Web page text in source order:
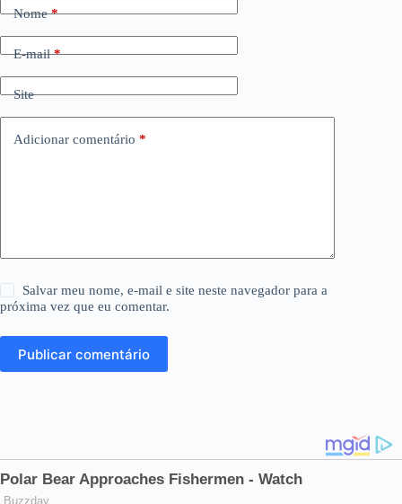
Nome*
E-mail*
Site
Adicionar comentário *
Salvar meu nome, e-mail e site neste navegador para a
próxima vez que eu comentar.
Publicar comentário